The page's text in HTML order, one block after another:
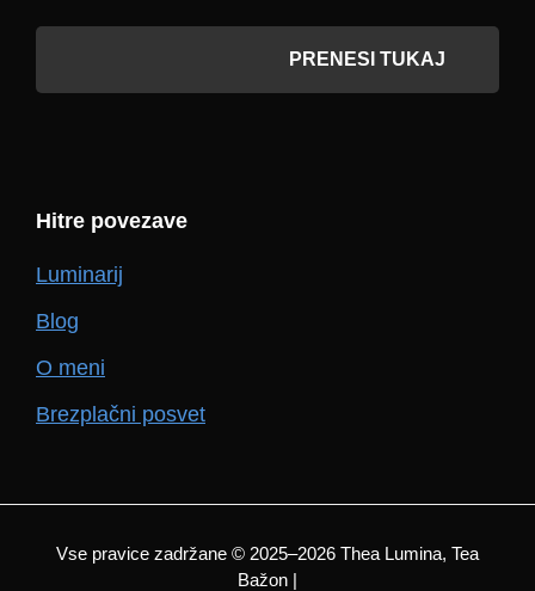
PRENESI TUKAJ
Hitre povezave
Luminarij
Blog
O meni
Brezplačni posvet
Vse pravice zadržane © 2025–2026 Thea Lumina, Tea
Bažon |